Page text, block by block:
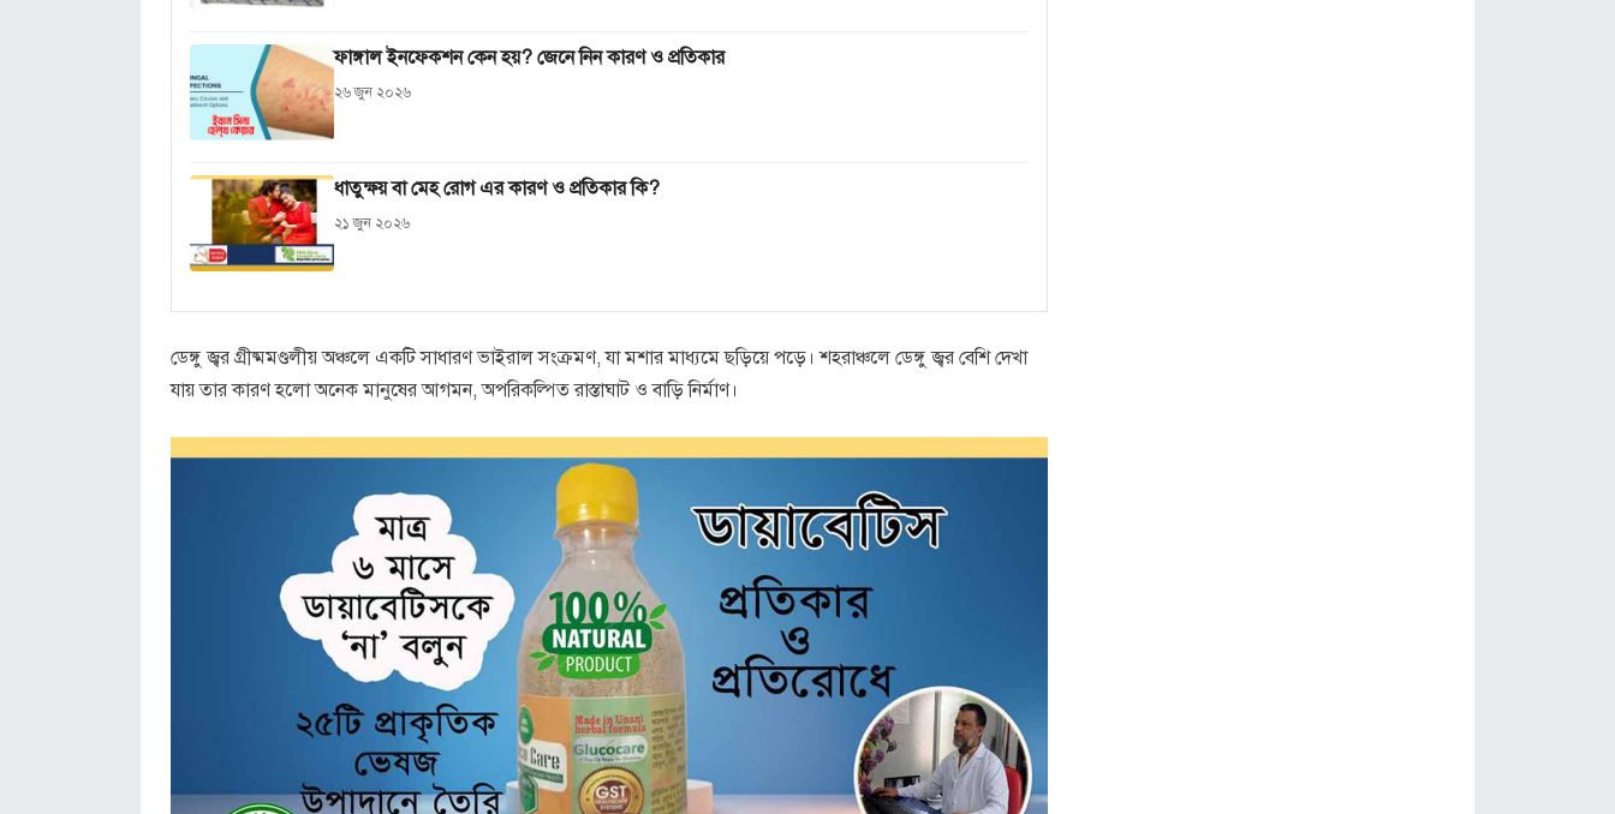
ফাঙ্গাল ইনফেকশন কেন হয়? জেনে নিন কারণ ও প্রতিকার
২৬ জুন ২০২৬
ধাতুক্ষয় বা মেহ রোগ এর কারণ ও প্রতিকার কি?
২১ জুন ২০২৬
ডেঙ্গু জ্বর গ্রীষ্মমণ্ডলীয় অঞ্চলে একটি সাধারণ ভাইরাল সংক্রমণ, যা মশার মাধ্যমে ছড়িয়ে পড়ে। শহরাঞ্চলে ডেঙ্গু জ্বর বেশি দেখা
যায় তার কারণ হলো অনেক মানুষের আগমন, অপরিকল্পিত রাস্তাঘাট ও বাড়ি নির্মাণ।